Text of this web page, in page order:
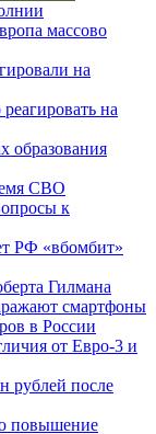
массово
на
на
образования
СВО
к
РФ «вбомбит»
Гилмана
смартфоны
в России
от Евро-3 и
рублей после
повышение